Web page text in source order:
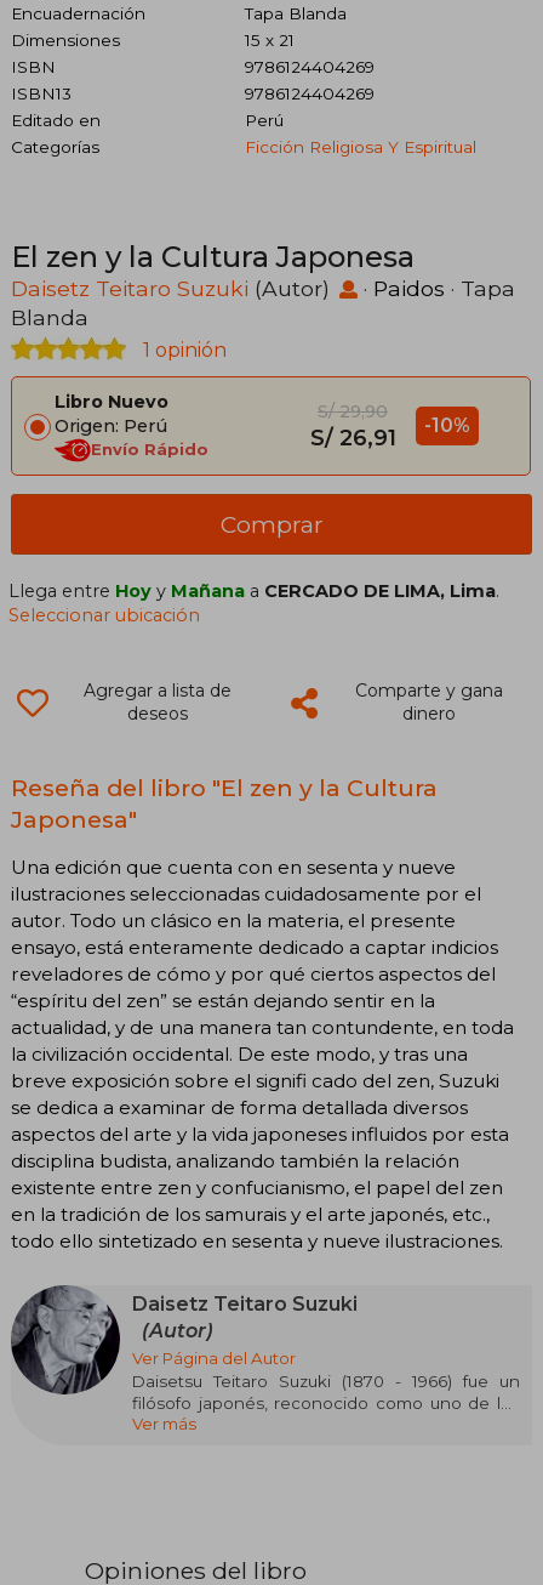
Encuadernación
Tapa Blanda
Dimensiones
15 x 21
ISBN
9786124404269
ISBN13
9786124404269
Editado en
Perú
Categorías
Ficción Religiosa Y Espiritual
El zen y la Cultura Japonesa
Daisetz Teitaro Suzuki (Autor) · Paidos · Tapa
Blanda
1 opinión
Libro Nuevo
Origen: Perú
Envío Rápido
S/ 29,90
S/ 26,91 -10%
Comprar
Llega entre Hoy y Mañana a CERCADO DE LIMA, Lima.
Seleccionar ubicación
Agregar a lista de
deseos
Comparte y gana
dinero
Reseña del libro "El zen y la Cultura
Japonesa"
Una edición que cuenta con en sesenta y nueve
ilustraciones seleccionadas cuidadosamente por el
autor. Todo un clásico en la materia, el presente
ensayo, está enteramente dedicado a captar indicios
reveladores de cómo y por qué ciertos aspectos del
“espíritu del zen” se están dejando sentir en la
actualidad, y de una manera tan contundente, en toda
la civilización occidental. De este modo, y tras una
breve exposición sobre el signifi cado del zen, Suzuki
se dedica a examinar de forma detallada diversos
aspectos del arte y la vida japoneses influidos por esta
disciplina budista, analizando también la relación
existente entre zen y confucianismo, el papel del zen
en la tradición de los samurais y el arte japonés, etc.,
todo ello sintetizado en sesenta y nueve ilustraciones.
Daisetz Teitaro Suzuki
(Autor)
Ver Página del Autor
Daisetsu Teitaro Suzuki (1870 - 1966) fue un
filósofo japonés, reconocido como uno de los
promotores del zen en Occidente. Su nombre
Ha sido uno de los pilares que prepararon el
Ver más
Opiniones del libro